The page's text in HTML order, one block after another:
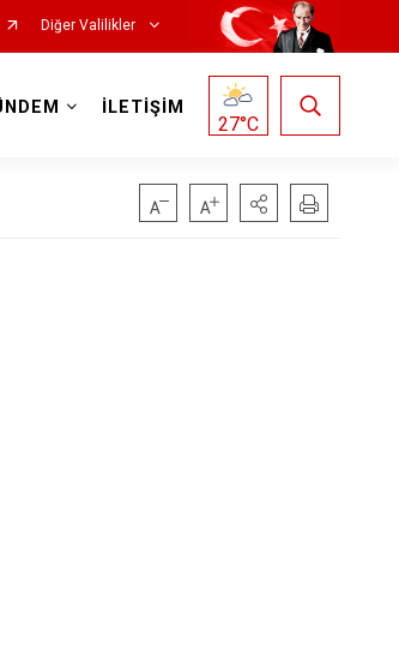
Diğer Valilikler
İLETİŞİM
27°C